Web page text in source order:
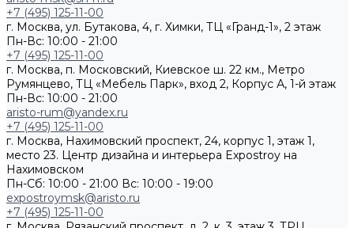
+7 (495) 125-11-00
г. Москва, ул. Бутакова, 4, г. Химки, ТЦ «Гранд-1», 2 этаж
Пн-Вс: 10:00 - 21:00
+7 (495) 125-11-00
г. Москва, п. Московский, Киевское ш. 22 км., Метро
Румянцево, ТЦ «Мебель Парк», вход 2, Корпус А, 1-й этаж
Пн-Вс: 10:00 - 21:00
aristo-rum@yandex.ru
+7 (495) 125-11-00
г. Москва, Нахимовский проспект, 24, корпус 1, этаж 1,
место 23. Центр дизайна и интерьера Expostroy на
Нахимовском
Пн-Сб: 10:00 - 21:00 Вс: 10:00 - 19:00
expostroymsk@aristo.ru
+7 (495) 125-11-00